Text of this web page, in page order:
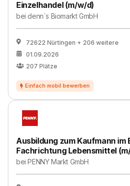
Einzelhandel (m/w/d)
beidenn`s Biomarkt GmbH
72622 Nürtingen + 206 weitere
01.09.2026
207 Plätze
Ausbildung zum Kaufmann im
Fachrichtung Lebensmittel
beiPENNY Markt GmbH